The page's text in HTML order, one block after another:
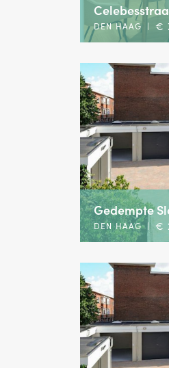
DEN HAAG | €
Gedempte
DEN HAAG | €